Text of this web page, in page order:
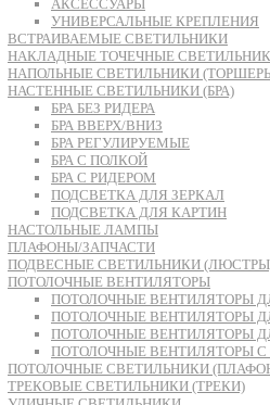
АКСЕССУАРЫ
УНИВЕРСАЛЬНЫЕ КРЕПЛЕНИЯ
ВСТРАИВАЕМЫЕ СВЕТИЛЬНИКИ
НАКЛАДНЫЕ ТОЧЕЧНЫЕ
НАПОЛЬНЫЕ СВЕТИЛЬНИКИ
НАСТЕННЫЕ СВЕТИЛЬНИКИ (БРА)
БРА БЕЗ РИДЕРА
БРА ВВЕРХ/ВНИЗ
БРА РЕГУЛИРУЕМЫЕ
БРА С ПОЛКОЙ
БРА С РИДЕРОМ
ПОДСВЕТКА ДЛЯ ЗЕРКАЛ
ПОДСВЕТКА ДЛЯ КАРТИН
НАСТОЛЬНЫЕ ЛАМПЫ
ПЛАФОНЫ/ЗАПЧАСТИ
ПОДВЕСНЫЕ СВЕТИЛЬНИКИ
ПОТОЛОЧНЫЕ ВЕНТИЛЯТОРЫ
ПОТОЛОЧНЫЕ ВЕНТИЛЯТОРЫ
ПОТОЛОЧНЫЕ ВЕНТИЛЯТОРЫ
ПОТОЛОЧНЫЕ ВЕНТИЛЯТОРЫ
ПОТОЛОЧНЫЕ ВЕНТИЛЯТОРЫ
ПОТОЛОЧНЫЕ СВЕТИЛЬНИКИ
ТРЕКОВЫЕ СВЕТИЛЬНИКИ (ТРЕКИ)